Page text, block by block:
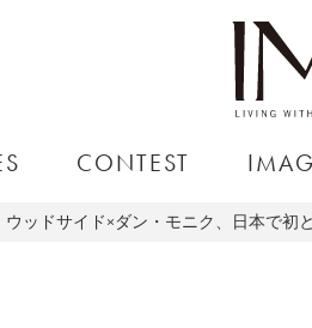
CONTEST
ッドサイド×ダン・モニク、日本で初と